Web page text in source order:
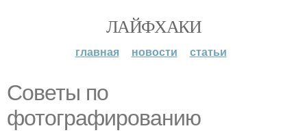
ЛАЙФХАКИ
главная новости статьи
Советы по
фотографированию